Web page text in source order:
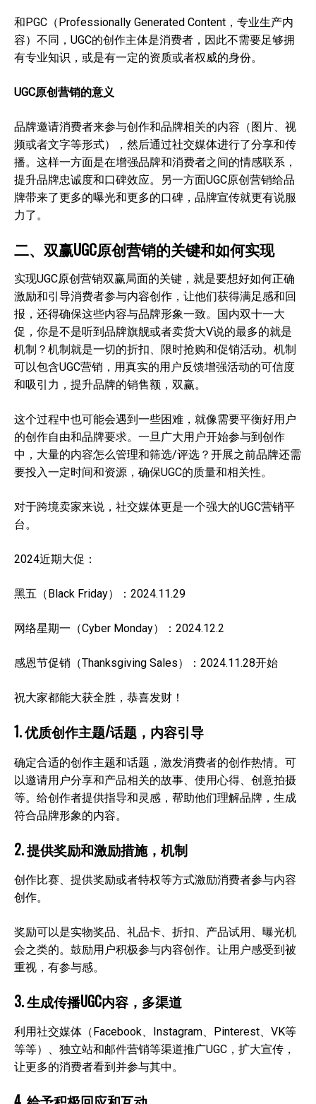
和PGC（Professionally Generated Content，专业生产内
容）不同，UGC的创作主体是消费者，因此不需要足够拥
有专业知识，或是有一定的资质或者权威的身份。
UGC原创营销的意义
品牌邀请消费者来参与创作和品牌相关的内容（图片、视
频或者文字等形式），然后通过社交媒体进行了分享和传
播。这样一方面是在增强品牌和消费者之间的情感联系，
提升品牌忠诚度和口碑效应。另一方面UGC原创营销给品
牌带来了更多的曝光和更多的口碑，品牌宣传就更有说服
力了。
二、双赢UGC原创营销的关键和如何实现
实现UGC原创营销双赢局面的关键，就是要想好如何正确
激励和引导消费者参与内容创作，让他们获得满足感和回
报，还得确保这些内容与品牌形象一致。国内双十一大
促，你是不是听到品牌旗舰或者卖货大V说的最多的就是
机制？机制就是一切的折扣、限时抢购和促销活动。机制
可以包含UGC营销，用真实的用户反馈增强活动的可信度
和吸引力，提升品牌的销售额，双赢。
这个过程中也可能会遇到一些困难，就像需要平衡好用户
的创作自由和品牌要求。一旦广大用户开始参与到创作
中，大量的内容怎么管理和筛选/评选？开展之前品牌还需
要投入一定时间和资源，确保UGC的质量和相关性。
对于跨境卖家来说，社交媒体更是一个强大的UGC营销平
台。
2024近期大促：
黑五（Black Friday）：2024.11.29
网络星期一（Cyber Monday）：2024.12.2
感恩节促销（Thanksgiving Sales）：2024.11.28开始
祝大家都能大获全胜，恭喜发财！
1. 优质创作主题/话题，内容引导
确定合适的创作主题和话题，激发消费者的创作热情。可
以邀请用户分享和产品相关的故事、使用心得、创意拍摄
等。给创作者提供指导和灵感，帮助他们理解品牌，生成
符合品牌形象的内容。
2. 提供奖励和激励措施，机制
创作比赛、提供奖励或者特权等方式激励消费者参与内容
创作。
奖励可以是实物奖品、礼品卡、折扣、产品试用、曝光机
会之类的。鼓励用户积极参与内容创作。让用户感受到被
重视，有参与感。
3. 生成传播UGC内容，多渠道
利用社交媒体（Facebook、Instagram、Pinterest、VK等
等等）、独立站和邮件营销等渠道推广UGC，扩大宣传，
让更多的消费者看到并参与其中。